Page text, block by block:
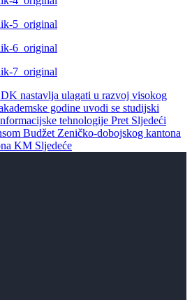
nastavlja ulagati u razvoj visokog
godine uvodi se studijski
tehnologije Pret Sljedeći
Budžet Zeničko-dobojskog kantona
KM Sljedeće